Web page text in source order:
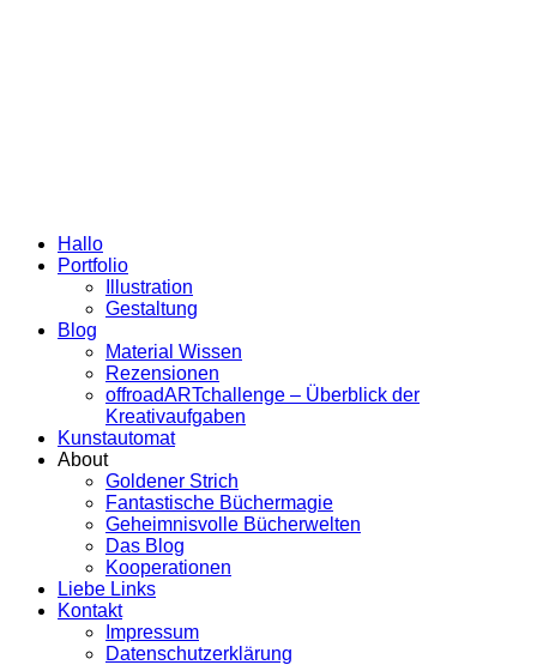
Hallo
Portfolio
Illustration
Gestaltung
Blog
Material Wissen
Rezensionen
offroadARTchallenge – Überblick der
Kreativaufgaben
Kunstautomat
About
Goldener Strich
Fantastische Büchermagie
Geheimnisvolle Bücherwelten
Das Blog
Kooperationen
Liebe Links
Kontakt
Impressum
Datenschutzerklärung